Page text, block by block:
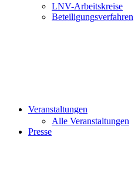
LNV-Arbeitskreise
Beteiligungsverfahren
Veranstaltungen
Alle Veranstaltungen
Presse